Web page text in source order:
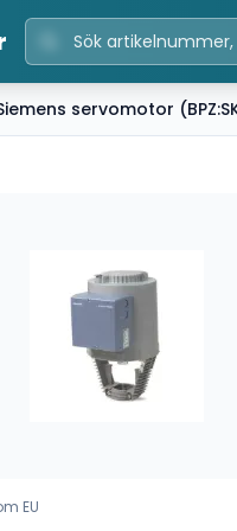
servomotor
EU